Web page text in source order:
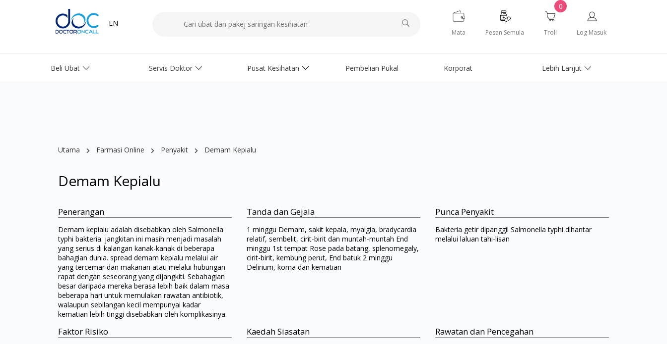
EN
Mata Pesan Semula
0
Troli Log Masuk
Beli Ubat Servis Doktor Pusat Kesihatan Pembelian Pukal Korporat Lebih Lanjut
Utama Farmasi Online Penyakit Demam Kepialu
Demam Kepialu
Penerangan
Demam kepialu adalah disebabkan oleh Salmonella
typhi bakteria. jangkitan ini masih menjadi masalah
yang serius di kalangan kanak-kanak di beberapa
bahagian dunia. spread demam kepialu melalui air
yang tercemar dan makanan atau melalui hubungan
rapat dengan seseorang yang dijangkiti. Sebahagian
besar daripada mereka berasa lebih baik dalam masa
beberapa hari untuk memulakan rawatan antibiotik,
walaupun sebilangan kecil mempunyai kadar
kematian lebih tinggi disebabkan oleh komplikasinya.
Tanda dan Gejala
1 minggu Demam, sakit kepala, myalgia, bradycardia
relatif, sembelit, cirit-birit dan muntah-muntah End
minggu 1st tempat Rose pada batang, splenomegaly,
cirit-birit, kembung perut, End batuk 2 minggu
Delirium, koma dan kematian
Punca Penyakit
Bakteria getir dipanggil Salmonella typhi dihantar
melalui laluan tahi-lisan
Faktor Risiko Kaedah Siasatan Rawatan dan Pencegahan